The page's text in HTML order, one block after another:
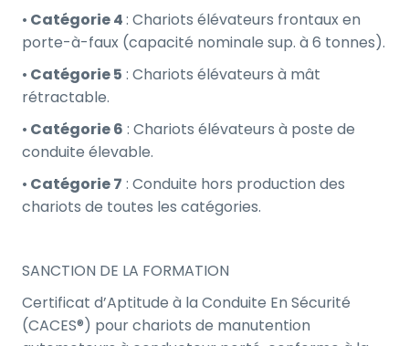
• Catégorie 4: Chariots élévateurs frontaux en
porte-à-faux (capacité nominale sup. à 6 tonnes).
• Catégorie 5 : Chariots élévateurs à mât
rétractable.
• Catégorie 6 : Chariots élévateurs à poste de
conduite élevable.
• Catégorie 7 : Conduite hors production des
chariots de toutes les catégories.
SANCTION DE LA FORMATION
Certificat d’Aptitude à la Conduite En Sécurité
(CACES®) pour chariots de manutention